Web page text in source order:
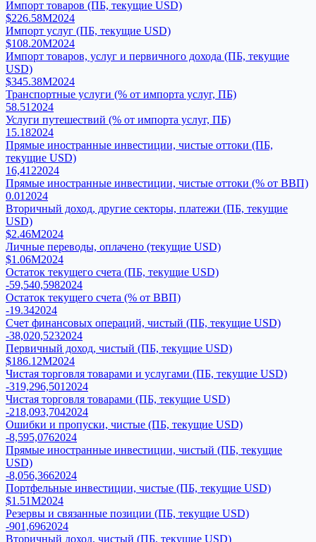
Импорт товаров (ПБ, текущие USD)
$226.58M2024
Импорт услуг (ПБ, текущие USD)
$108.20M2024
Импорт товаров, услуг и первичного дохода (ПБ, текущие
USD)
$345.38M2024
Транспортные услуги (% от импорта услуг, ПБ)
58.51 2024
Услуги путешествий (% от импорта услуг, ПБ)
15.182024
Прямые иностранные инвестиции, чистые оттоки (ПБ,
текущие USD)
16,4122024
Прямые иностранные инвестиции, чистые оттоки (% от ВВП)
0.01 2024
Вторичный доход, другие секторы, платежи (ПБ, текущие
USD)
$2.46M2024
Личные переводы, оплачено (текущие USD)
$1.06M2024
Остаток текущего счета (ПБ, текущие USD)
-59,540,5982024
Остаток текущего счета (% от ВВП)
-19.342024
Счет финансовых операций, чистый (ПБ, текущие USD)
-38,020,5232024
Первичный доход, чистый (ПБ, текущие USD)
$186.12M2024
Чистая торговля товарами и услугами (ПБ, текущие USD)
-319,296,501 2024
Чистая торговля товарами (ПБ, текущие USD)
-218,093,7042024
Ошибки и пропуски, чистые (ПБ, текущие USD)
-8,595,0762024
Прямые иностранные инвестиции, чистый (ПБ, текущие
USD)
-8,056,3662024
Портфельные инвестиции, чистые (ПБ, текущие USD)
$1.51M2024
Резервы и связанные позиции (ПБ, текущие USD)
-901,6962024
Вторичный доход, чистый (ПБ, текущие USD)